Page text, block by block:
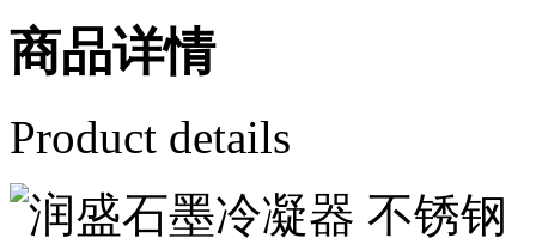
商品详情
Product details